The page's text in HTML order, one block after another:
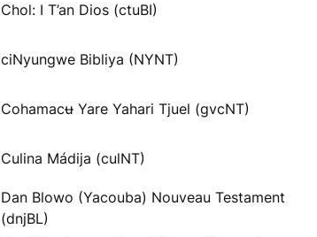
Chol: I T’an Dios (ctuBI)
ciNyungwe Bibliya (NYNT)
Cohamacʉ Yare Yahari Tjuel (gvcNT)
Culina Mádija (culNT)
Dan Blowo (Yacouba) Nouveau Testament
(dnjBL)